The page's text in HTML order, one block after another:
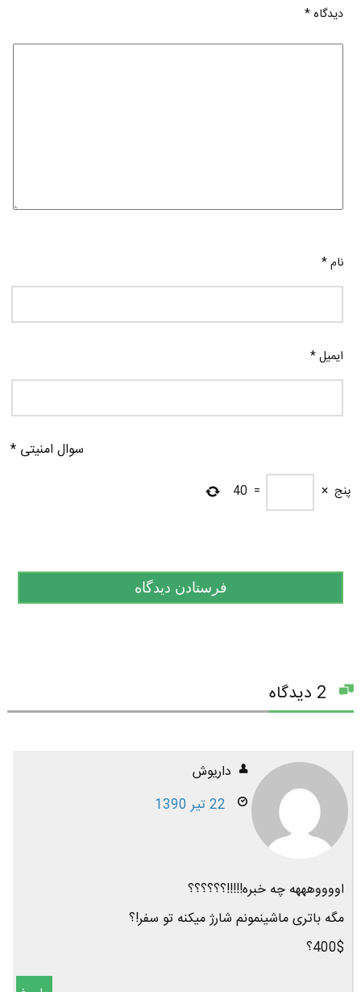
دیدگاه*
نام*
ایمیل*
سوال امنیتی *
پنج ×
=
40
داریوش
22 تیر 1390
اووووهههه چه خبره!!!!!؟؟؟؟؟؟
مگه باتری ماشینمونم شارژ میکنه تو سفر!؟
400$؟